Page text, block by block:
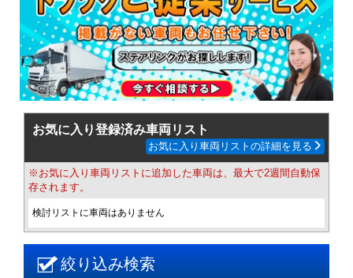
お気に入り登録済み車両リスト
お気に入り車両リストの詳細を見る
※お気に入り車両リストに追加した車両は、最大で2週間自動保
存されます。
検討リストに車両はありません
絞り込み検索